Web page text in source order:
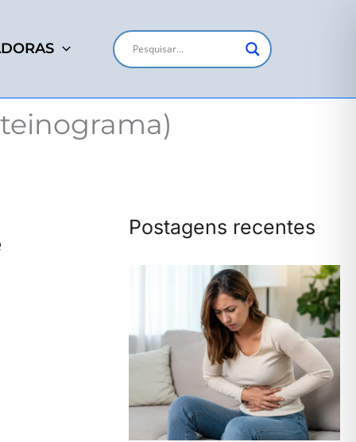
Postagens recentes